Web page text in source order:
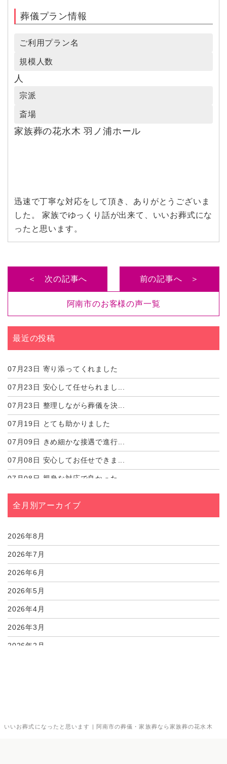
いいお葬式になったと思います | 阿南市の葬儀・家族葬なら家族葬の花水木
葬儀プラン情報
ご利用プラン名
規模人数
人
宗派
斎場
家族葬の花水木 羽ノ浦ホール
迅速で丁寧な対応をして頂き、ありがとうございま
した。 家族でゆっくり話が出来て、いいお葬式にな
ったと思います。
＜ 次の記事へ
阿南市のお客様の声一覧
前の記事へ ＞
最近の投稿
07月23日 寄り添ってくれました
07月23日 安心して任せられまし...
07月23日 整理しながら葬儀を決...
07月19日 とても助かりました
07月09日 きめ細かな接遇で進行...
07月08日 安心してお任せできま...
07月08日 親身な対応で良かった...
07月01日心のこもった対応に感...
全月別アーカイブ
2026年8月
2026年7月
2026年6月
2026年5月
2026年4月
2026年3月
2026年2月